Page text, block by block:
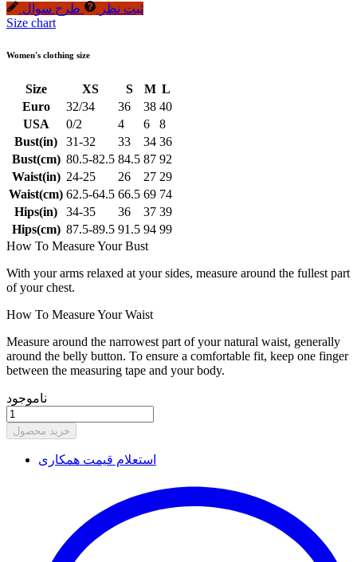
ثبت نظر
طرح سوال
Size chart
Women's clothing size
Size XS S M L
Euro
32/34 36 38 40
USA
0/2 4 6
8
Bust(in)
31-32 33 34 36
Bust(cm) 80.5-82.5 84.5 87 92
Waist(in) 24-25 26 27 29
Waist(cm) 62.5-64.5 66.5 69 74
Hips(in)
34-35 36 37 39
Hips(cm) 87.5-89.5 91.5 94 99
How To Measure Your Bust
With your arms relaxed at your sides, measure around the fullest part
of your chest.
How To Measure Your Waist
Measure around the narrowest part of your natural waist, generally
around the belly button. To ensure a comfortable fit, keep one finger
between the measuring tape and your body.
ناموجود
خرید محصول
استعلام قیمت همکاری